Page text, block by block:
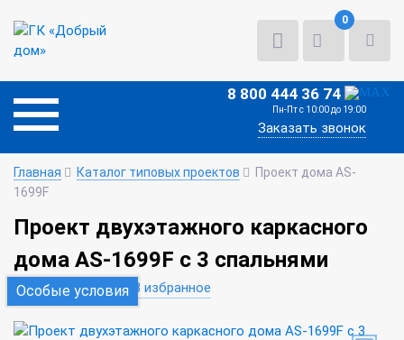
0
8 800 444 36 74
Пн-Пт с 10:00 до 19:00
Заказать звонок
Главная Каталог типовых проектов
Проект дома AS-
1699F
Проект двухэтажного каркасного
дома AS-1699F с 3 спальнями
В сравнение В избранное
Особые условия